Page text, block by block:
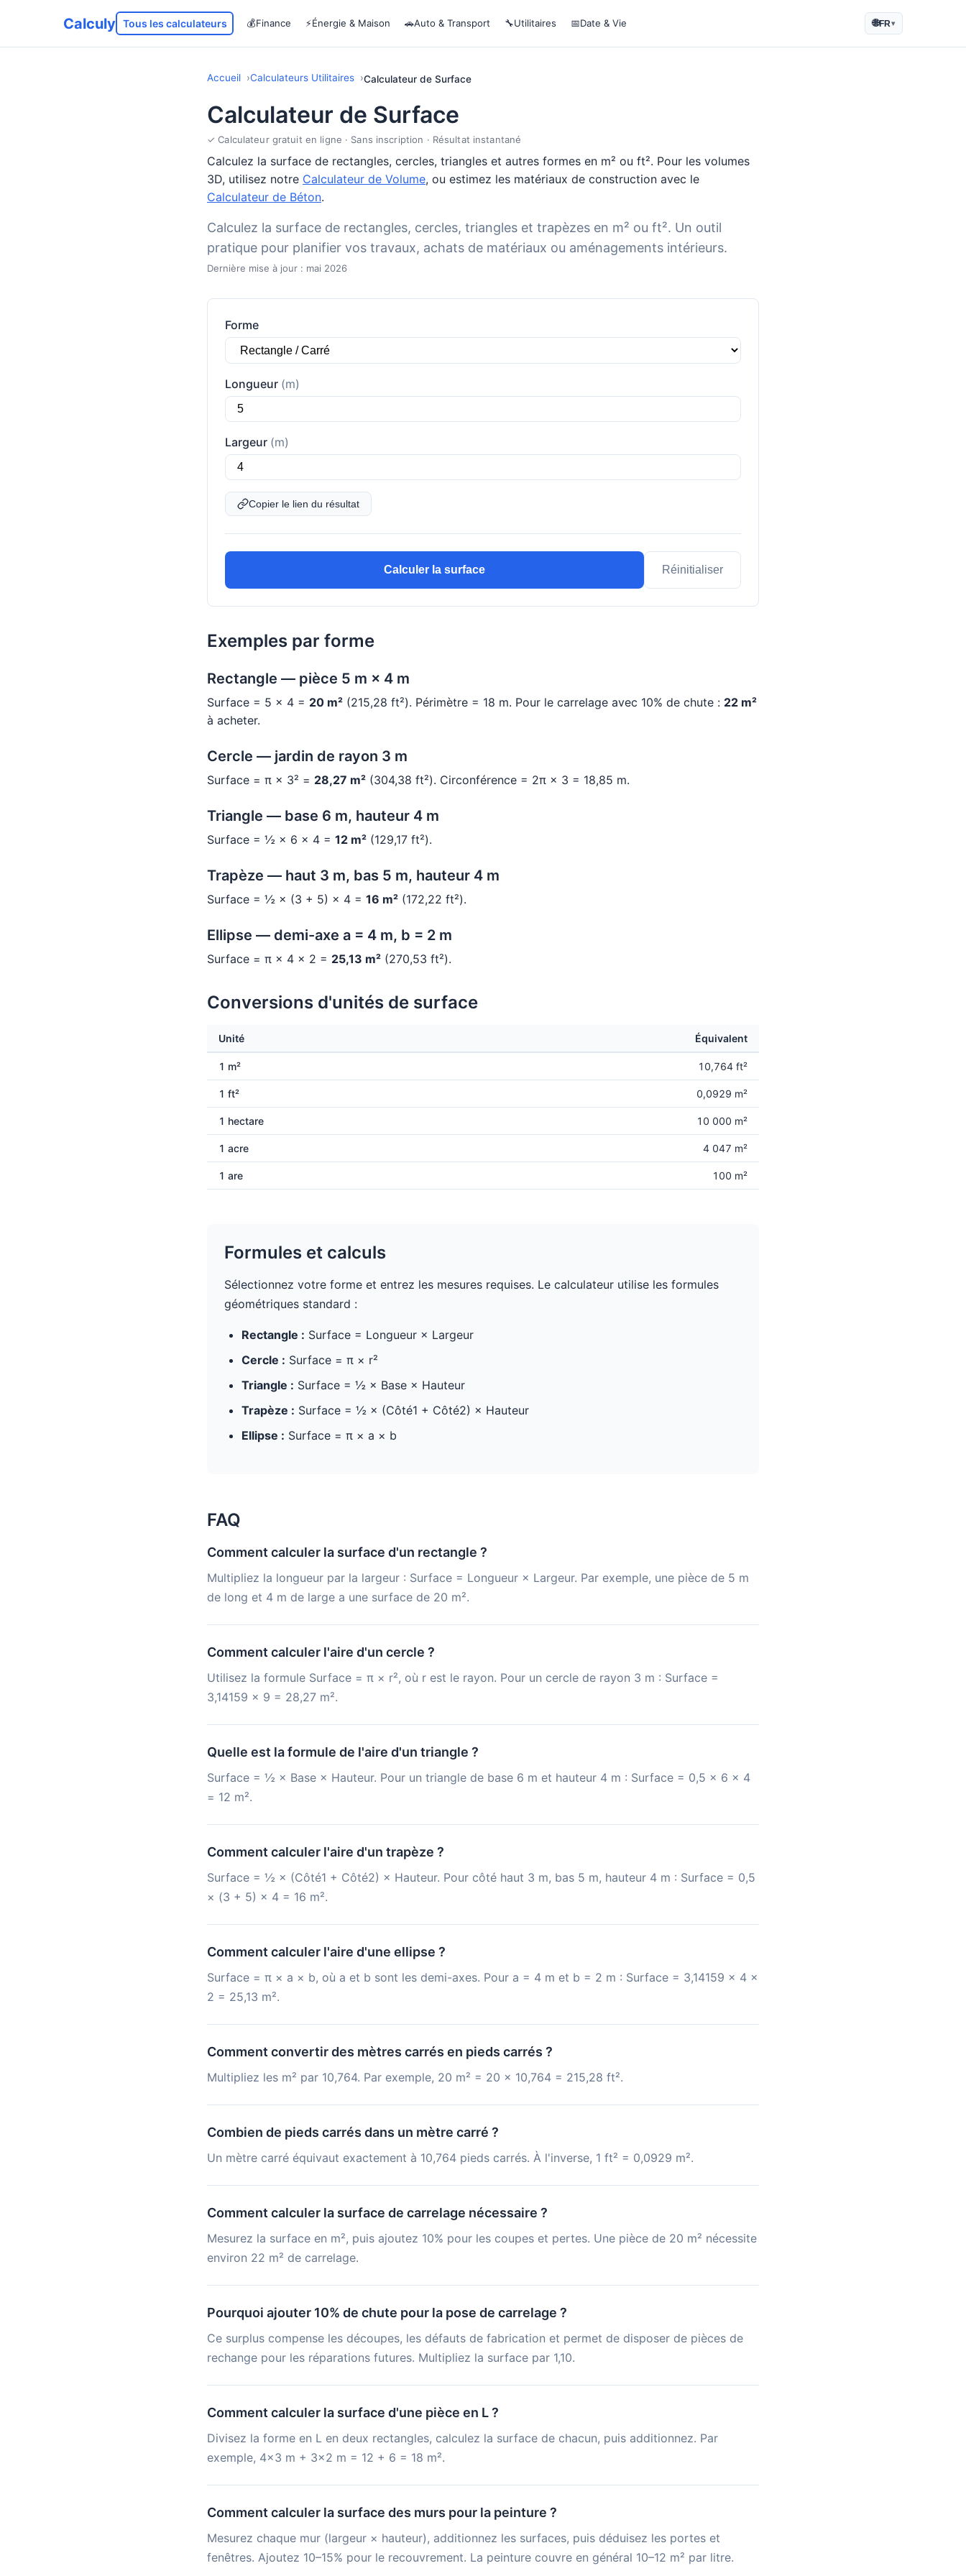
Calculy Tous les calculateurs 💰Finance ⚡Énergie & Maison 🚗Auto & Transport 🔧Utilitaires 📅Date & Vie 🌐FR▾
Accueil Calculateurs Utilitaires Calculateur de Surface
Calculateur de Surface
✓ Calculateur gratuit en ligne · Sans inscription · Résultat instantané
Calculez la surface de rectangles, cercles, triangles et autres formes en m² ou ft². Pour les volumes
3D, utilisez notre Calculateur de Volume, ou estimez les matériaux de construction avec le
Calculateur de Béton.
Calculez la surface de rectangles, cercles, triangles et trapèzes en m² ou ft². Un outil
pratique pour planifier vos travaux, achats de matériaux ou aménagements intérieurs.
Dernière mise à jour : mai 2026
Forme
Longueur (m)
Largeur (m)
Copier le lien du résultat
Calculer la surface Réinitialiser
Exemples par forme
Rectangle — pièce 5 m × 4 m
Surface = 5 × 4 = 20 m² (215,28 ft²). Périmètre = 18 m. Pour le carrelage avec 10% de chute : 22 m²
à acheter.
Cercle — jardin de rayon 3 m
Surface = π × 3² = 28,27 m² (304,38 ft²). Circonférence = 2π × 3 = 18,85 m.
Triangle — base 6 m, hauteur 4 m
Surface = ½ × 6 × 4 = 12 m² (129,17 ft²).
Trapèze — haut 3 m, bas 5 m, hauteur 4 m
Surface = ½ × (3 + 5) × 4 = 16 m² (172,22 ft²).
Ellipse — demi-axe a = 4 m, b = 2 m
Surface = π × 4 × 2 = 25,13 m² (270,53 ft²).
Conversions d'unités de surface
Unité Équivalent
1 m² 10,764 ft²
1 ft² 0,0929 m²
1 hectare 10 000 m²
1 acre 4 047 m²
1 are 100 m²
Formules et calculs
Sélectionnez votre forme et entrez les mesures requises. Le calculateur utilise les formules
géométriques standard :
Rectangle : Surface = Longueur × Largeur
Cercle : Surface = π × r²
Triangle : Surface = ½ × Base × Hauteur
Trapèze : Surface = ½ × (Côté1 + Côté2) × Hauteur
Ellipse : Surface = π × a × b
FAQ
Comment calculer la surface d'un rectangle ?
Multipliez la longueur par la largeur : Surface = Longueur × Largeur. Par exemple, une pièce de 5 m
de long et 4 m de large a une surface de 20 m².
Comment calculer l'aire d'un cercle ?
Utilisez la formule Surface = π × r², où r est le rayon. Pour un cercle de rayon 3 m : Surface =
3,14159 × 9 = 28,27 m².
Quelle est la formule de l'aire d'un triangle ?
Surface = ½ × Base × Hauteur. Pour un triangle de base 6 m et hauteur 4 m : Surface = 0,5 × 6 × 4
= 12 m².
Comment calculer l'aire d'un trapèze ?
Surface = ½ × (Côté1 + Côté2) × Hauteur. Pour côté haut 3 m, bas 5 m, hauteur 4 m : Surface = 0,5
× (3 + 5) × 4 = 16 m².
Comment calculer l'aire d'une ellipse ?
Surface = π × a × b, où a et b sont les demi-axes. Pour a = 4 m et b = 2 m : Surface = 3,14159 × 4 ×
2 = 25,13 m².
Comment convertir des mètres carrés en pieds carrés ?
Multipliez les m² par 10,764. Par exemple, 20 m² = 20 × 10,764 = 215,28 ft².
Combien de pieds carrés dans un mètre carré ?
Un mètre carré équivaut exactement à 10,764 pieds carrés. À l'inverse, 1 ft² = 0,0929 m².
Comment calculer la surface de carrelage nécessaire ?
Mesurez la surface en m², puis ajoutez 10% pour les coupes et pertes. Une pièce de 20 m² nécessite
environ 22 m² de carrelage.
Pourquoi ajouter 10% de chute pour la pose de carrelage ?
Ce surplus compense les découpes, les défauts de fabrication et permet de disposer de pièces de
rechange pour les réparations futures. Multipliez la surface par 1,10.
Comment calculer la surface d'une pièce en L ?
Divisez la forme en L en deux rectangles, calculez la surface de chacun, puis additionnez. Par
exemple, 4×3 m + 3×2 m = 12 + 6 = 18 m².
Comment calculer la surface des murs pour la peinture ?
Mesurez chaque mur (largeur × hauteur), additionnez les surfaces, puis déduisez les portes et
fenêtres. Ajoutez 10–15% pour le recouvrement. La peinture couvre en général 10–12 m² par litre.